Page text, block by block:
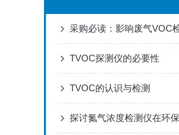
TVOC探测仪的必要性
TVOC的认识与检测